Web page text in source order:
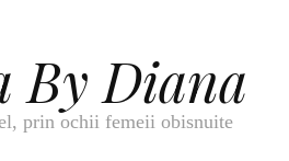
By Diana
prin ochii femeii obisnuite